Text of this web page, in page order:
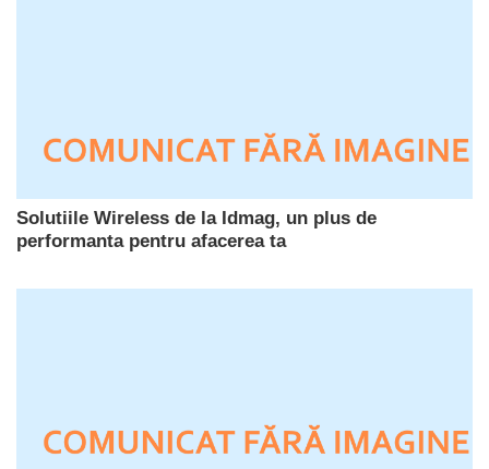
Solutiile Wireless de la Idmag, un plus de
performanta pentru afacerea ta